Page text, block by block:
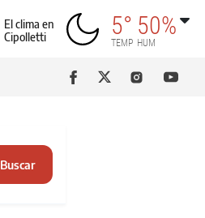
El clima en
Cipolletti
5°
TEMP
50%
HUM
Buscar